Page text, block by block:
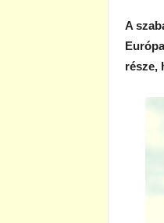
A
része,